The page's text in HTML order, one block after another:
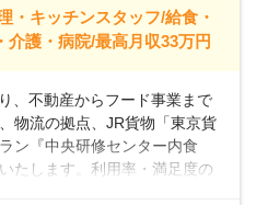
残業見合手当43,613円～／
（22:00〜25%UP）
限月10万円)
・キッチンスタッフ/給食・
介護・病院/最高月収33万円
、不動産からフード事業まで
物流の拠点、JR貨物「東京貨
ン『中央研修センター内食
たします。利用率・満足度の